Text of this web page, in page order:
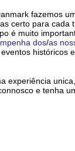
fazemos
certo para cada
é muito
dos/as
históricos
experiência
e tenha